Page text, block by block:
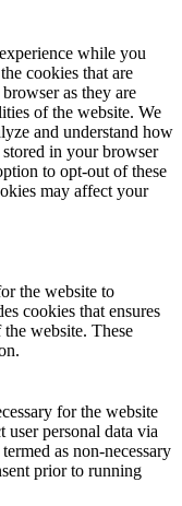
while you
cookies that are
as they are
of the website. We
and understand how
in your browser
to opt-out of these
may affect your
the website to
cookies that ensures
website. These
for the website
personal data via
as non-necessary
prior to running